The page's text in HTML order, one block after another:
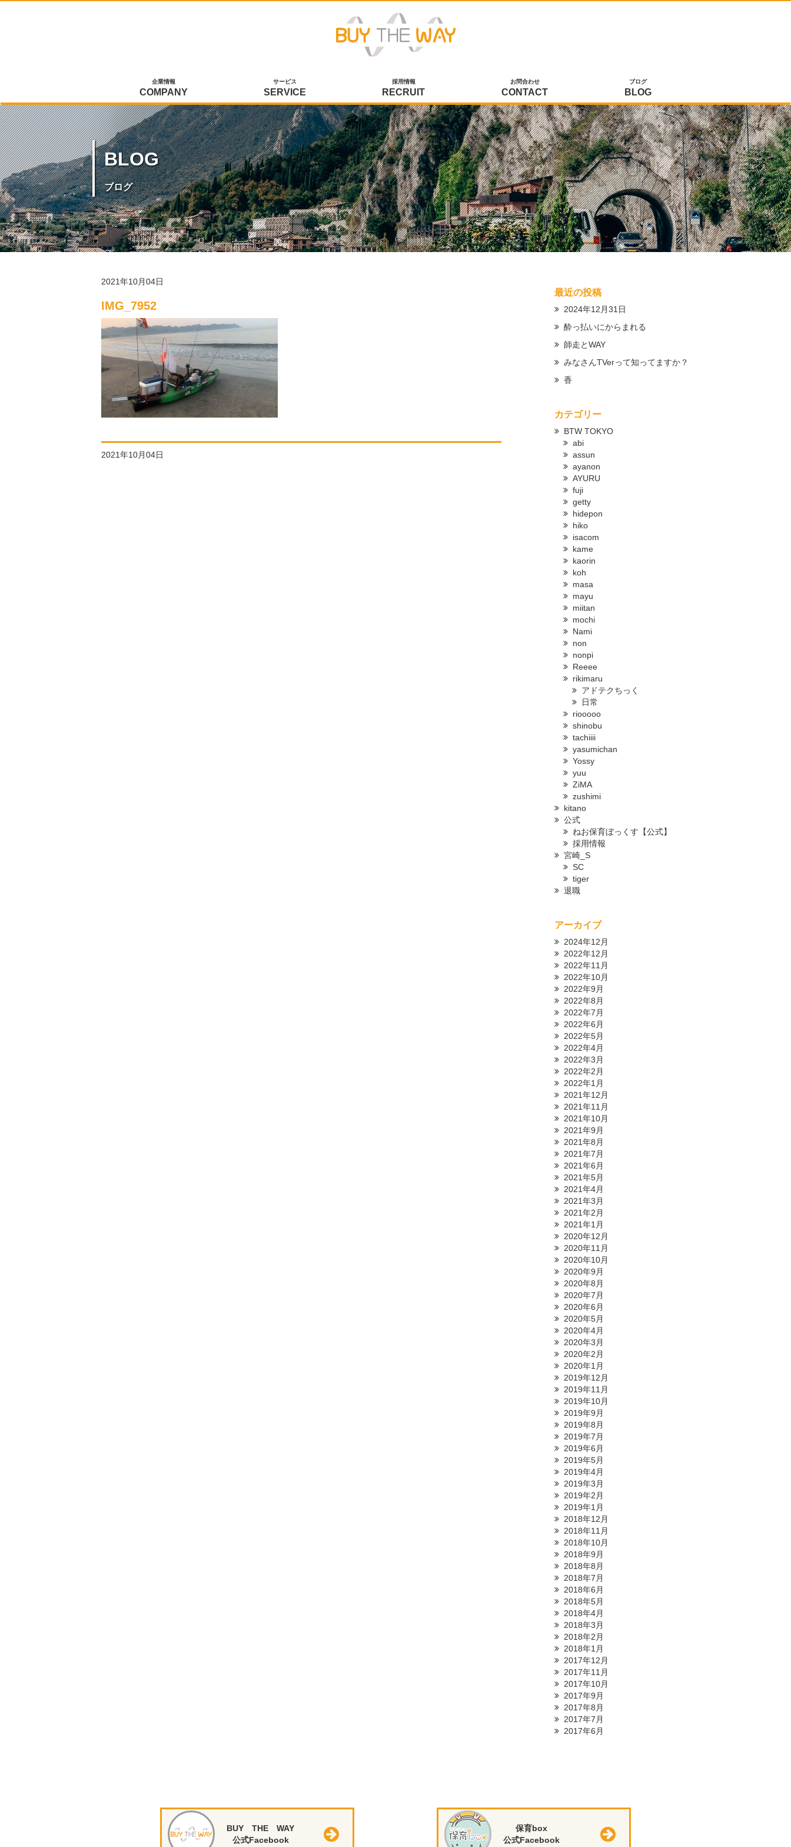
企業情報
COMPANY
サービス
SERVICE
採用情報
RECRUIT
お問合わせ
CONTACT
ブログ
BLOG
BLOG
ブログ
2021年10月04日
IMG_7952
2021年10月04日
最近の投稿
2024年12月31日
酔っ払いにからまれる
師走とWAY
みなさんTVerって知ってますか？
香
カテゴリー
BTW TOKYO
abi
assun
ayanon
AYURU
fuji
getty
hidepon
hiko
isacom
kame
kaorin
koh
masa
mayu
miitan
mochi
Nami
non
nonpi
Reeee
rikimaru
アドテクちっく
日常
riooooo
shinobu
tachiiii
yasumichan
Yossy
yuu
ZiMA
zushimi
kitano
公式
ねお保育ぼっくす【公式】
採用情報
宮崎_S
SC
tiger
退職
アーカイブ
2024年12月
2022年12月
2022年11月
2022年10月
2022年9月
2022年8月
2022年7月
2022年6月
2022年5月
2022年4月
2022年3月
2022年2月
2022年1月
2021年12月
2021年11月
2021年10月
2021年9月
2021年8月
2021年7月
2021年6月
2021年5月
2021年4月
2021年3月
2021年2月
2021年1月
2020年12月
2020年11月
2020年10月
2020年9月
2020年8月
2020年7月
2020年6月
2020年5月
2020年4月
2020年3月
2020年2月
2020年1月
2019年12月
2019年11月
2019年10月
2019年9月
2019年8月
2019年7月
2019年6月
2019年5月
2019年4月
2019年3月
2019年2月
2019年1月
2018年12月
2018年11月
2018年10月
2018年9月
2018年8月
2018年7月
2018年6月
2018年5月
2018年4月
2018年3月
2018年2月
2018年1月
2017年12月
2017年11月
2017年10月
2017年9月
2017年8月
2017年7月
2017年6月
BUY THE WAY
公式Facebook
保育box
公式Facebook